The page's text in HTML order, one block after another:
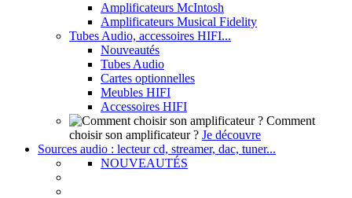
Amplificateurs McIntosh
Amplificateurs Musical Fidelity
Tubes Audio, accessoires HIFI...
Nouveautés
Tubes Audio
Cartes optionnelles
Meubles HIFI
Accessoires HIFI
Comment
choisir son amplificateur ? Je découvre
Sources audio : lecteur cd, streamer, dac, tuner...
NOUVEAUTÉS